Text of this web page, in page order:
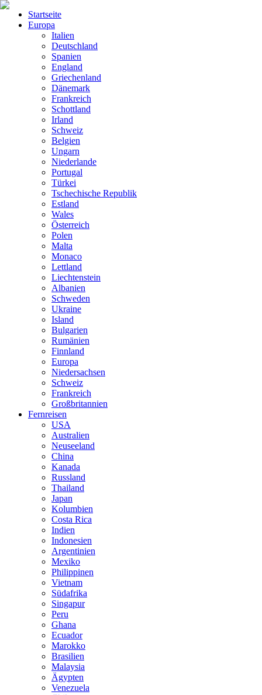
Startseite
Europa
Italien
Deutschland
Spanien
England
Griechenland
Dänemark
Frankreich
Schottland
Irland
Schweiz
Belgien
Ungarn
Niederlande
Portugal
Türkei
Tschechische Republik
Estland
Wales
Österreich
Polen
Malta
Monaco
Lettland
Liechtenstein
Albanien
Schweden
Ukraine
Island
Bulgarien
Rumänien
Finnland
Europa
Niedersachsen
Schweiz
Frankreich
Großbritannien
Fernreisen
USA
Australien
Neuseeland
China
Kanada
Russland
Thailand
Japan
Kolumbien
Costa Rica
Indien
Indonesien
Argentinien
Mexiko
Philippinen
Vietnam
Südafrika
Singapur
Peru
Ghana
Ecuador
Marokko
Brasilien
Malaysia
Ägypten
Venezuela